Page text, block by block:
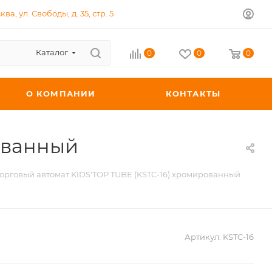
ул. Свободы, д. 35, стр. 5
Каталог 0 0 0
О КОМПАНИИ КОНТАКТЫ
автомат KIDS'TOP TUBE (KSTC-16) хромированный
Артикул: KSTC-16